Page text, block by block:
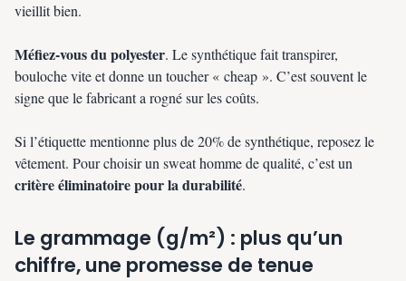
vieillit bien.
Méfiez-vous du polyester. Le synthétique fait transpirer,
bouloche vite et donne un toucher « cheap ». C’est souvent le
signe que le fabricant a rogné sur les coûts.
Si l’étiquette mentionne plus de 20% de synthétique, reposez le
vêtement. Pour choisir un sweat homme de qualité, c’est un
critère éliminatoire pour la durabilité.
Le grammage (g/m²) : plus qu’un
chiffre, une promesse de tenue